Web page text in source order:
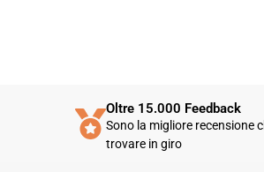
Oltre 15.000 Feedback
Sono la migliore recensione
trovare in giro